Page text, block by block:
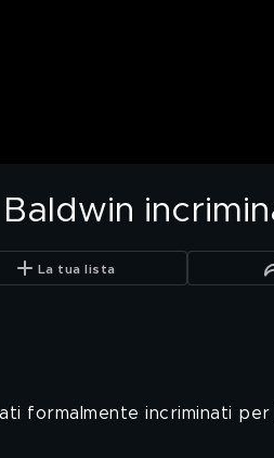
La tua lista
formalmente incriminati per